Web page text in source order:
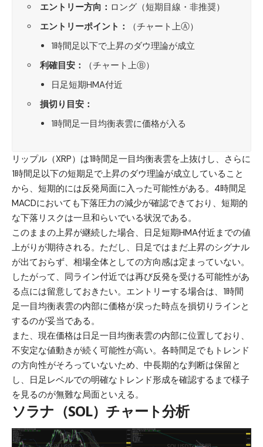
エントリー方向： ロング（短期目線・非推奨）
エントリーポイント：
（チャート上Ⓐ）
1時間足以下で上昇のダウ理論が成立
利確目安：
（チャート上Ⓑ）
日足短期HMA付近
損切り目安：
1時間足一目均衡表雲に価格が入る
リップル（XRP） は1時間足一目均衡表雲を上抜けし、さらに
1時間足以下の短期足で上昇のダウ理論が成立していること
から、短期的には反発局面に入った可能性がある。4時間足
MACDにおいても下落圧力の減少が確認できており、短期的
な下落リスクは一旦和らいでいる状況である。
このままの上昇が継続した場合、日足短期HMA付近までの値
上がりが期待される。ただし、日足ではまだ上昇のシグナル
が出ておらず、相場全体としての方向感は定まっていない。
したがって、同ライン付近では再び反発を受ける可能性があ
る点には留意しておきたい。エントリーする場合は、1時間
足一目均衡表雲の内部に価格が戻った時点を損切りラインと
するのが妥当である。
また、現在価格は日足一目均衡表雲の内部に位置しており、
不安定な値動きが続く可能性が高い。各時間足でもトレンド
の方向性がそろっていないため、中長期的な判断は保留と
し、日足レベルでの明確なトレンド形成を確認するまで様子
を見るのが無難な局面といえる。
ソラナ（SOL）チャート分析